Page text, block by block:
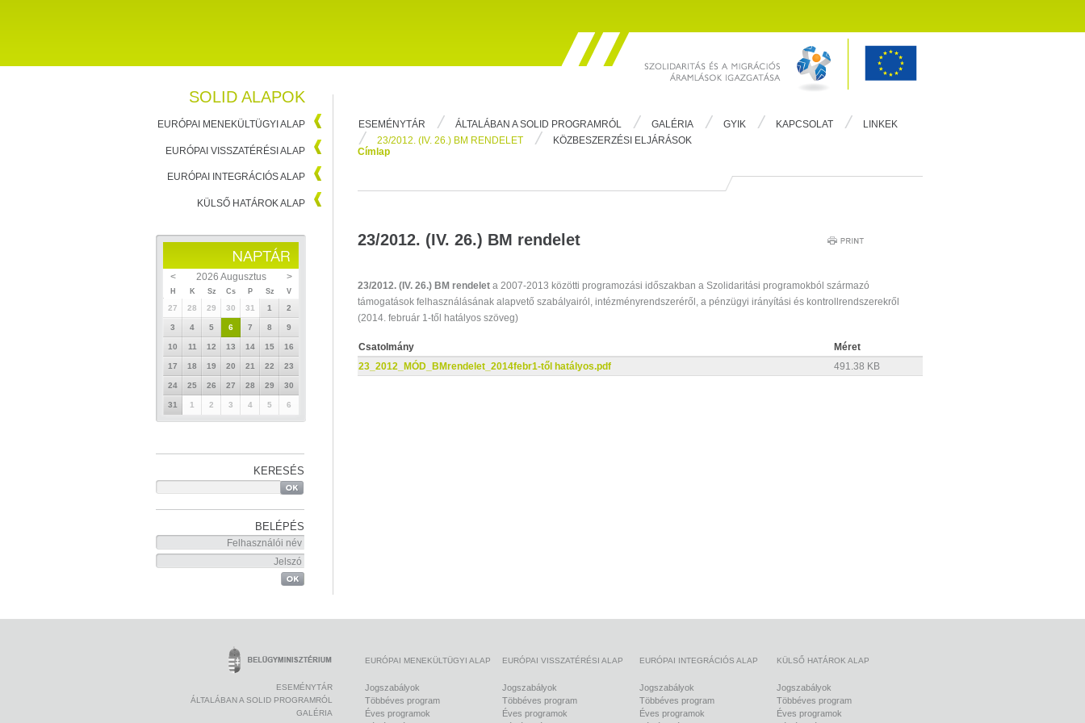
ESEMÉNYTÁR ÁLTALÁBAN A SOLID PROGRAMRÓL GALÉRIA GYIK KAPCSOLAT
LINKEK
23/2012. (IV. 26.) BM RENDELET
KÖZBESZERZÉSI ELJÁRÁSOK
SOLID ALAPOK
EURÓPAI MENEKÜLTÜGYI ALAP
EURÓPAI VISSZATÉRÉSI ALAP
EURÓPAI INTEGRÁCIÓS ALAP
KÜLSŐ HATÁROK ALAP
< 2026 Augusztus >
H K Sz Cs P Sz V
27 28 29 30 31 1 2
3 4 5 6 7 8 9
10 11 12 13 14 15 16
17 18 19 20 21 22 23
24 25 26 27 28 29 30
31 1 2 3 4 5 6
KERESÉS
BELÉPÉS
Címlap
23/2012. (IV. 26.) BM rendelet
23/2012. (IV. 26.) BM rendelet a 2007-2013 közötti programozási időszakban a Szolidaritási programokból származó
támogatások felhasználásának alapvető szabályairól, intézményrendszeréről, a pénzügyi irányítási és kontrollrendszerekről
(2014. február 1-től hatályos szöveg)
Csatolmány
Méret
23_2012_MÓD_BMrendelet_2014febr1-től hatályos.pdf
491.38 KB
ESEMÉNYTÁR
ÁLTALÁBAN A SOLID PROGRAMRÓL
GALÉRIA
EURÓPAI MENEKÜLTÜGYI ALAP
Jogszabályok
Többéves program
Éves programok
EURÓPAI VISSZATÉRÉSI ALAP
Jogszabályok
Többéves program
Éves programok
EURÓPAI INTEGRÁCIÓS ALAP
Jogszabályok
Többéves program
Éves programok
KÜLSŐ HATÁROK ALAP
Jogszabályok
Többéves program
Éves programok